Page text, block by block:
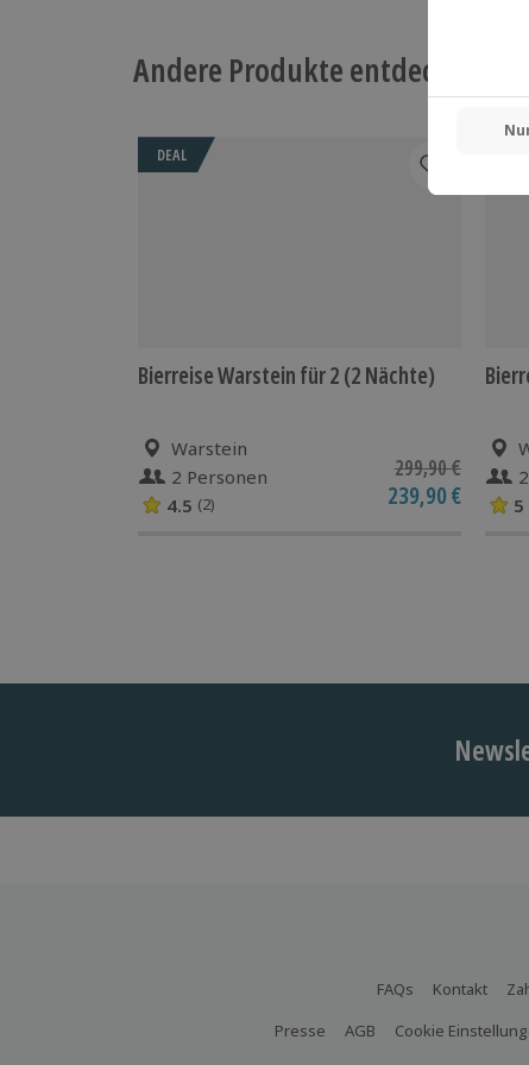
Andere Produkte entdecken
DEAL
Bierreise Warstein für 2 (2 Nächte)
Warstein
2 Personen
4.5 (2)
299,90 €
239,90 €
5
FAQs Kontakt
Presse
AGB Cookie